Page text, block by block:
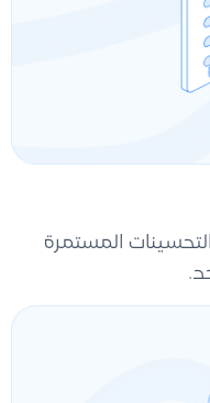
المستمرة